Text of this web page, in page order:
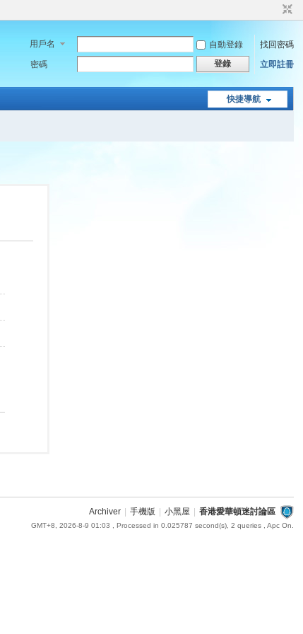
用戶名 自動登錄
找回密碼
密碼
登錄 立即註冊
快捷導航
Archiver 手機版 小黑屋 香港愛華頓迷討論區
GMT+8, 2026-8-9 01:03 , Processed in 0.025787 second(s), 2 queries , Apc On.